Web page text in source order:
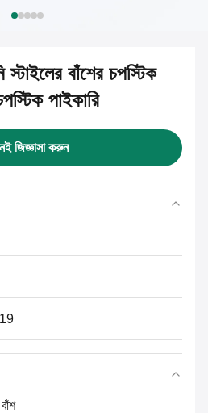
বাঁশের চপস্টিক
পাইকারি
জিজ্ঞাসা করুন
বাঁশ